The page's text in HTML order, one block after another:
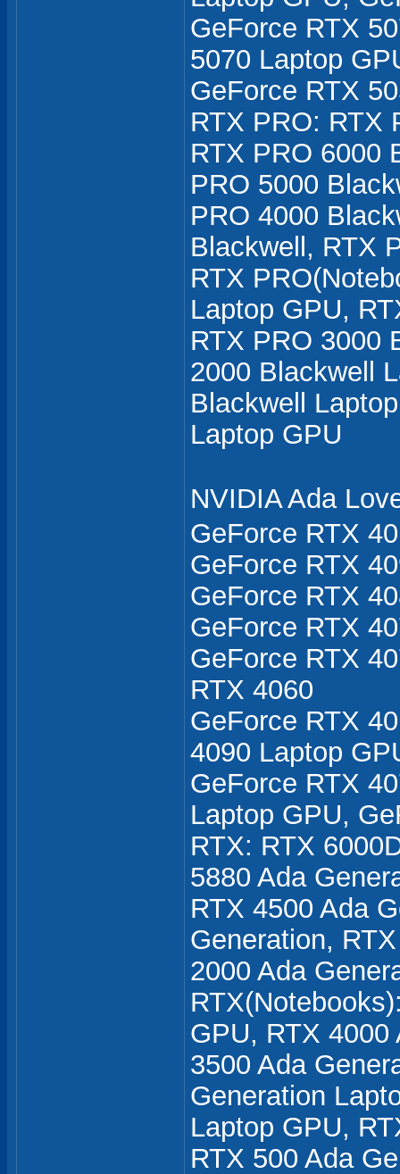
GeForce RTX
5070 Laptop
GeForce RTX
RTX PRO: RTX
RTX PRO 6000
PRO 5000
PRO 4000
Blackwell, RTX
RTX
Laptop GPU,
RTX PRO 3000
2000 Blackwell
Blackwell
Laptop GPU
NVIDIA Ada
GeForce RTX
GeForce RTX
GeForce RTX
GeForce RTX
GeForce RTX
RTX 4060
GeForce RTX
4090 Laptop
GeForce RTX
Laptop GPU,
RTX: RTX
5880 Ada
RTX 4500 Ada
Generation,
2000 Ada
GPU, RTX 4000
3500 Ada
Generation
Laptop GPU,
RTX 500 Ada